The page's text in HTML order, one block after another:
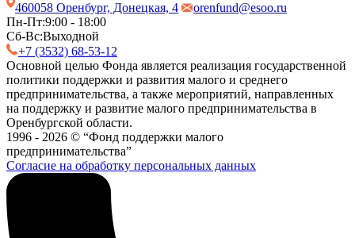
460058 Оренбург, Донецкая, 4
orenfund@esoo.ru
Пн-Пт:9:00 - 18:00
Сб-Вс:Выходной
+7 (3532) 68-53-12
Основной целью Фонда является реализация государственной
политики поддержки и развития малого и среднего
предпринимательства, а также мероприятий, направленных
на поддержку и развитие малого предпринимательства в
Оренбургской области.
1996 - 2026 © “Фонд поддержки малого
предпринимательства”
Согласие на обработку персональных данных